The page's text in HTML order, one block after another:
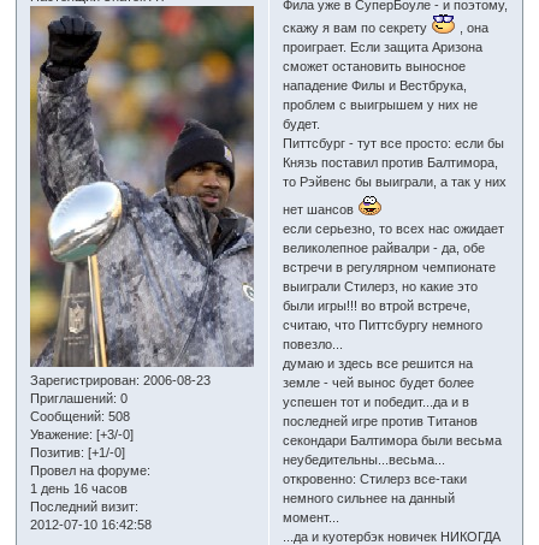
Зарегистрирован: 2006-08-23
Приглашений: 0
Сообщений: 508
Уважение: [+3/-0]
Позитив: [+1/-0]
Провел на форуме:
1 день 16 часов
Последний визит:
2012-07-10 16:42:58
Фила уже в СуперБоуле - и поэтому,
скажу я вам по секрету
, она
проиграет. Если защита Аризона
сможет остановить выносное
нападение Филы и Вестбрука,
проблем с выигрышем у них не
будет.
Питтсбург - тут все просто: если бы
Князь поставил против Балтимора,
то Рэйвенс бы выиграли, а так у них
нет шансов
если серьезно, то всех нас ожидает
великолепное райвалри - да, обе
встречи в регулярном чемпионате
выиграли Стилерз, но какие это
были игры!!! во втрой встрече,
считаю, что Питтсбургу немного
повезло...
думаю и здесь все решится на
земле - чей вынос будет более
успешен тот и победит...да и в
последней игре против Титанов
секондари Балтимора были весьма
неубедительны...весьма...
откровенно: Стилерз все-таки
немного сильнее на данный
момент...
...да и куотербэк новичек НИКОГДА